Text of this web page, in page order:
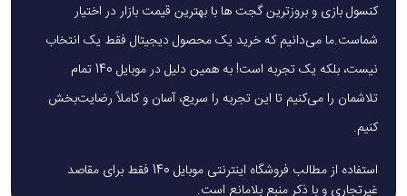
دوربین ماکرو ۲ مگاپیکسلی برای عکاسی نزدیک
این ترکیب، با پشتیبانی از هوش مصنوعی، تصاویر با جزئیات
بالا و رنگ‌های طبیعی ثبت می‌کند.
کنسول بازی و بروزترین گجت ها با بهترین قیمت بازار در اختیار
شماست.ما می‌دانیم که خرید یک محصول دیجیتال فقط یک انتخاب
نیست، بلکه یک تجربه است! به همین دلیل در موبایل 140 تمام
تلاشمان را می‌کنیم تا این تجربه را سریع، آسان و کاملاً رضایت‌بخش
کنیم.
استفاده از مطالب فروشگاه اینترنتی موبایل 140 فقط برای مقاصد
غیرتجاری و با ذکر منبع بلامانع است.